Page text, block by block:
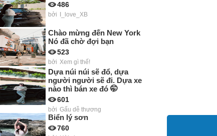
486
bởi I_love_XB
Chào mừng đến New York
Nó đã chờ đợi bạn
523
bởi Xem gì thế!
Dựa núi núi sẽ đổ, dựa
người người sẽ đi. Dựa xe
nào thì bán xe đó 🤭
601
bởi Gấu dễ thương
Biển lý sơn
760